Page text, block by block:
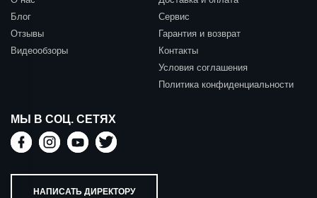
Блог
Отзывы
Видеообзоры
Сервис
Гарантия и возврат
Контакты
Условия соглашения
Политика конфиденциальности
МЫ В СОЦ. СЕТЯХ
НАПИСАТЬ ДИРЕКТОРУ